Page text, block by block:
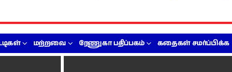
மற்றவை ரேணுகா பதிப்பகம் கதைகள் சமர்ப்பிக்க